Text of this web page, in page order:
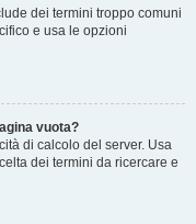
dei termini troppo comuni
e usa le opzioni
vuota?
di calcolo del server. Usa
dei termini da ricercare e